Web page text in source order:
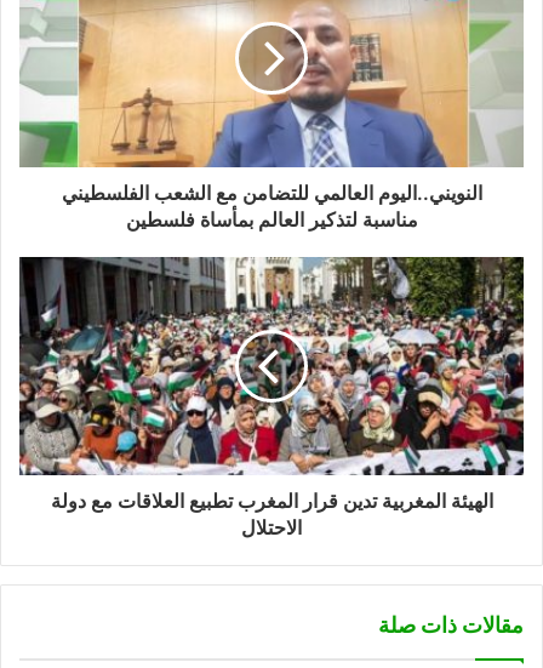
النويني..اليوم العالمي للتضامن مع الشعب الفلسطيني
مناسبة لتذكير العالم بمأساة فلسطين
الهيئة المغربية تدين قرار المغرب تطبيع العلاقات مع دولة
الاحتلال
مقالات ذات صلة